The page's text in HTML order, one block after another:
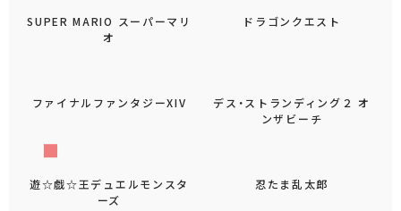
SUPER MARIO スーパーマリ
オ
ドラゴンクエスト
ファイナルファンタジーXIV
デス・ストランディング２ オ
ンザビーチ
遊☆戯☆王デュエルモンスタ
ーズ
忍たま乱太郎